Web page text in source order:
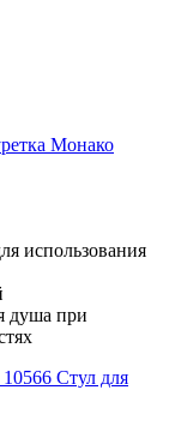
Монако
использования
душа при
Стул для